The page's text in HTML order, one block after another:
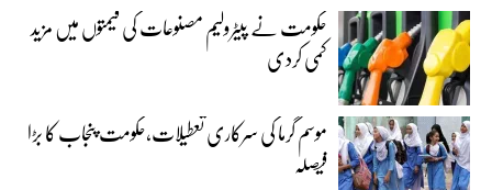
حکومت نے پیٹرولیم مصنوعات کی قیمتوں میں مزید
کمی کردی
موسم گرما کی سرکاری تعطیلات،حکومت پنجاب کا بڑا
فیصلہ